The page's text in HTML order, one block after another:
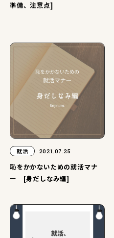
準備、注意点]
就活 2021.07.25
恥をかかないための就活マナ
ー [身だしなみ編]